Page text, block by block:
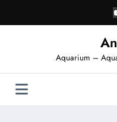
contenu
Aquarium –